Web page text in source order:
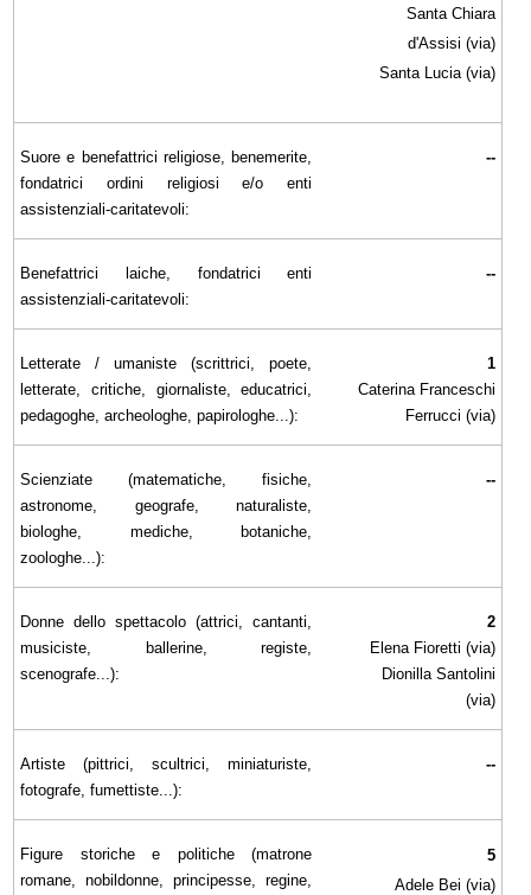
Santa Chiara
d'Assisi (via)
Santa Lucia (via)
Suore e benefattrici religiose, benemerite,
fondatrici ordini religiosi e/o enti
assistenziali-caritatevoli:
--
Benefattrici laiche, fondatrici enti
assistenziali-caritatevoli:
--
Letterate / umaniste (scrittrici, poete,
letterate, critiche, giornaliste, educatrici,
pedagoghe, archeologhe, papirologhe...):
1
Caterina Franceschi
Ferrucci (via)
Scienziate (matematiche, fisiche,
astronome, geografe, naturaliste,
biologhe, mediche, botaniche,
zoologhe...):
--
Donne dello spettacolo (attrici, cantanti,
musiciste, ballerine, registe,
scenografe...):
2
Elena Fioretti (via)
Dionilla Santolini
(via)
Artiste (pittrici, scultrici, miniaturiste,
fotografe, fumettiste...):
--
Figure storiche e politiche (matrone
romane, nobildonne, principesse, regine,
5
Adele Bei (via)